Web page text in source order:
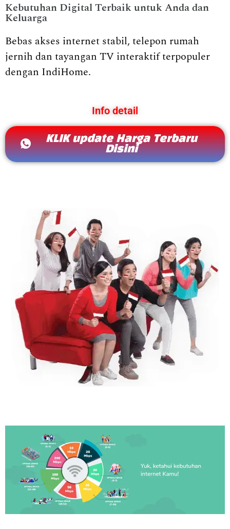
Kebutuhan Digital Terbaik untuk Anda dan
Keluarga
Bebas akses internet stabil, telepon rumah
jernih dan tayangan TV interaktif terpopuler
dengan IndiHome.
Info detail
KLIK update Harga Terbaru
Disini